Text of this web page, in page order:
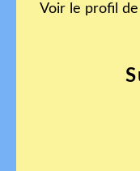
Voir le profil de